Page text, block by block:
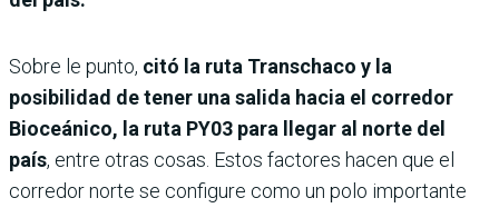
Sobre le punto, citó la ruta Transchaco y la
posibilidad de tener una salida hacia el corredor
Bioceánico, la ruta PY03 para llegar al norte del
país, entre otras cosas. Estos factores hacen que el
corredor norte se configure como un polo importante